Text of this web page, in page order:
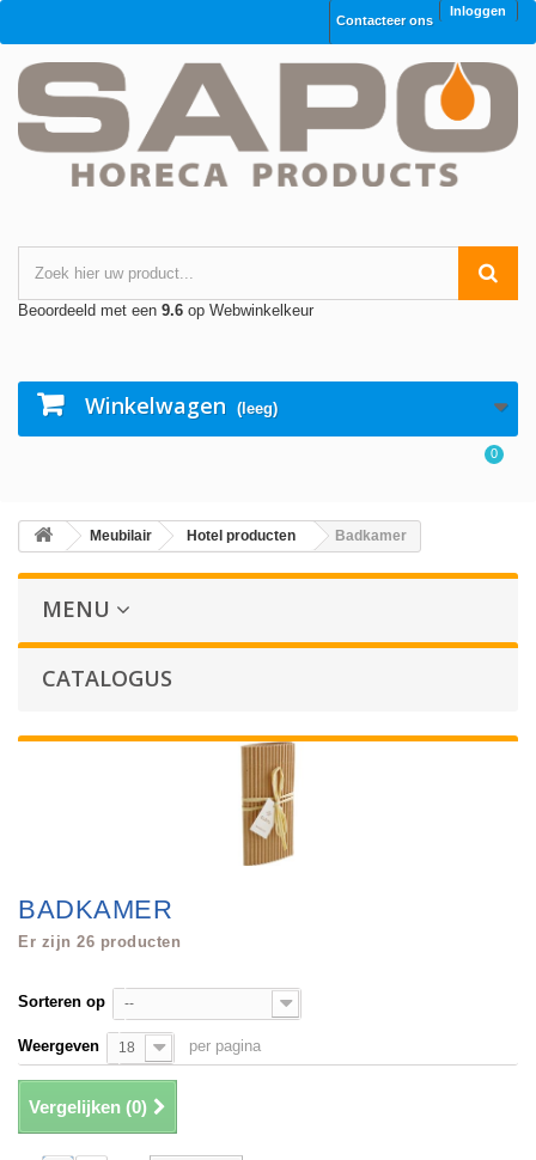
Inloggen
Contacteer ons
Beoordeeld met een 9.6 op Webwinkelkeur
Winkelwagen (leeg)
0
Meubilair Hotel producten Badkamer
MENU
CATALOGUS
BADKAMER
Er zijn 26 producten
Sorteren op --
Weergeven 18 per pagina
Vergelijken (0)